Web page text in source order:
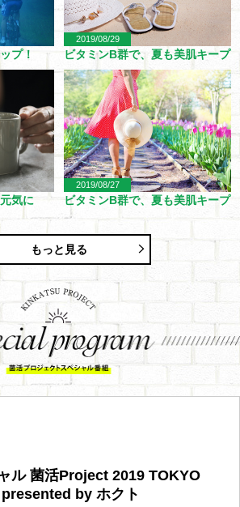
プ！
2019/08/29
ビタミンB群で、夏も美肌キープ
気に
2019/08/27
ビタミンB群で、夏も美肌キープ
もっと見る
ル 菌活Project 2019 TOKYO
by ホクト